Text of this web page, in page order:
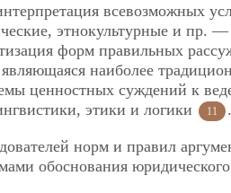
всевозможных
этнокультурные и пр. —
форм правильных
наиболее
ценностных суждений к
этики и логики
11 .
норм и правил
обоснования